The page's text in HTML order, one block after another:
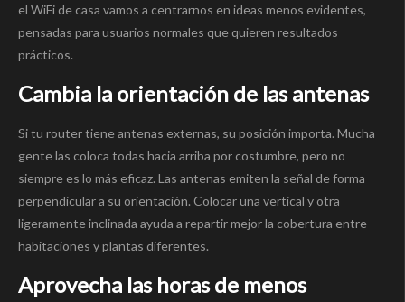
el WiFi de casa vamos a centrarnos en ideas menos evidentes,
pensadas para usuarios normales que quieren resultados
prácticos.
Cambia la orientación de las antenas
Si tu router tiene antenas externas, su posición importa. Mucha
gente las coloca todas hacia arriba por costumbre, pero no
siempre es lo más eficaz. Las antenas emiten la señal de forma
perpendicular a su orientación. Colocar una vertical y otra
ligeramente inclinada ayuda a repartir mejor la cobertura entre
habitaciones y plantas diferentes.
Aprovecha las horas de menos